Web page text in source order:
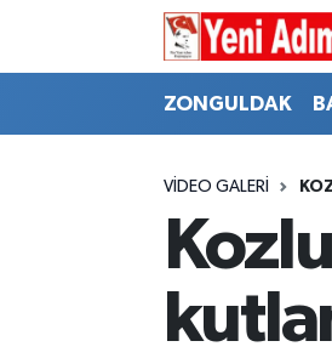
ZONGULDAK
VIDEO GALERI
ZONGULDAK
ZONGULDAK
Zonguldak Hava Durumu
Süper Lig Puan Durumu ve
Son Dakika Haberleri